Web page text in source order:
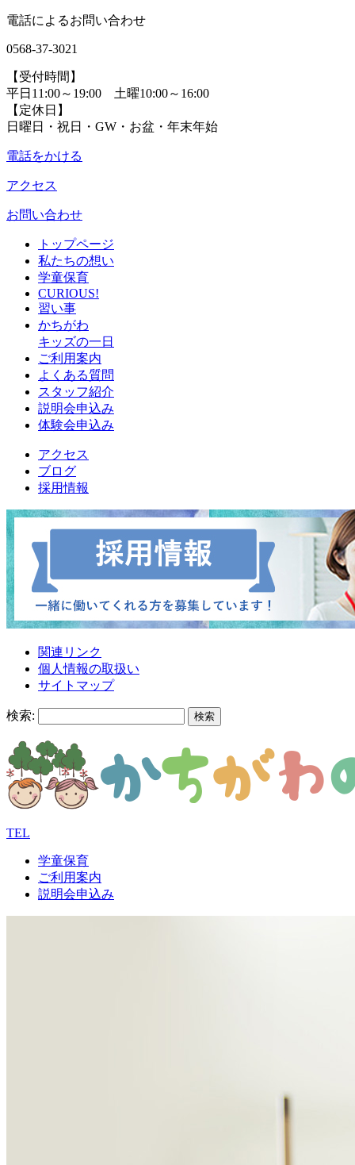
電話によるお問い合わせ
0568-37-3021
【受付時間】
平日11:00～19:00 土曜10:00～16:00
【定休日】
日曜日・祝日・GW・お盆・年末年始
電話をかける
アクセス
お問い合わせ
トップページ
私たちの想い
学童保育
CURIOUS!
習い事
かちがわ
キッズの一日
ご利用案内
よくある質問
スタッフ紹介
説明会申込み
体験会申込み
アクセス
ブログ
採用情報
関連リンク
個人情報の取扱い
サイトマップ
検索:
TEL
学童保育
ご利用案内
説明会申込み